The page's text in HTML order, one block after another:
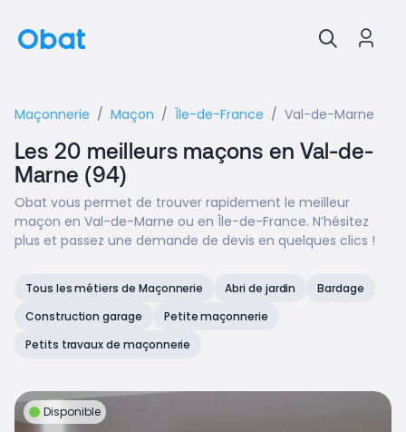
Maçonnerie Maçon Île-de-France Val-de-Marne
Les 20 meilleurs maçons en Val-de-
Marne (94)
Obat vous permet de trouver rapidement le meilleur
maçon en Val-de-Marne ou en Île-de-France. N’hésitez
plus et passez une demande de devis en quelques clics !
Tous les métiers de Maçonnerie Abri de jardin
Bardage
Construction garage
Petite maçonnerie
Petits travaux de maçonnerie
Disponible